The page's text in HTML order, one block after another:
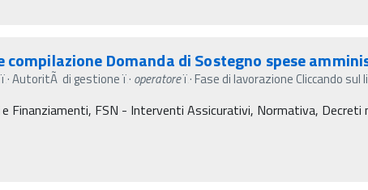
Domanda di Sostegno spese
AutoritÃ di gestione ï‚· operatoreï‚· Fase di lavorazione Cliccando
Finanziamenti, FSN - Interventi Assicurativi, Normativa,